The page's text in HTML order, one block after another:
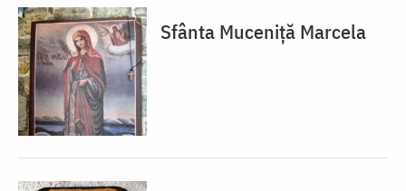
Sfânta Muceniță Marcela